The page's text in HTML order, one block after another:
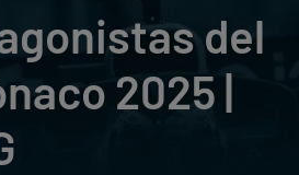
del
2025 |